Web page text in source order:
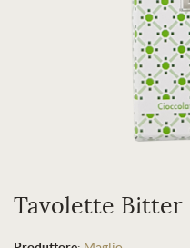
Tavolette Bitter